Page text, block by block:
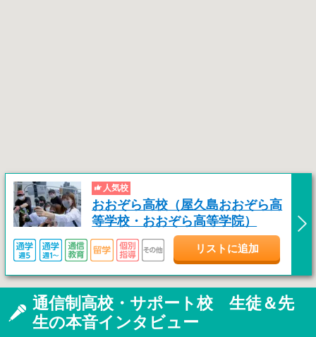
人気校
おおぞら高校（屋久島おおぞら高
等学校・おおぞら高等学院）
リストに追加
通信制高校・サポート校 生徒＆先
生の本音インタビュー